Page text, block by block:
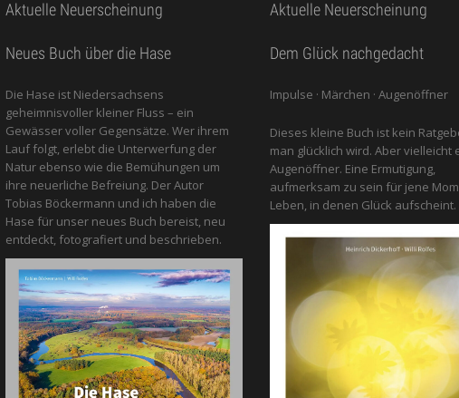
Aktuelle Neuerscheinung
Neues Buch über die Hase
Die Hase ist Niedersachsens
geheimnisvoller kleiner Fluss – ein
Gewässer voller Gegensätze. Wer ihrem
Lauf folgt, erlebt die Unterwerfung der
Natur ebenso wie die Bemühungen um
ihre neuerliche Befreiung. Der Autor
Tobias Böckermann und ich haben die
Hase für unser neues Buch bereist, neu
entdeckt, fotografiert und beschrieben.
Aktuelle Neuerscheinung
Dem Glück nachgedacht
Impulse · Märchen · Augenöffner
Dieses kleine Buch ist kein
man glücklich wird. Aber vielleicht
Augenöffner. Eine Ermutigung,
aufmerksam zu sein für jene
Leben, in denen Glück aufscheint.